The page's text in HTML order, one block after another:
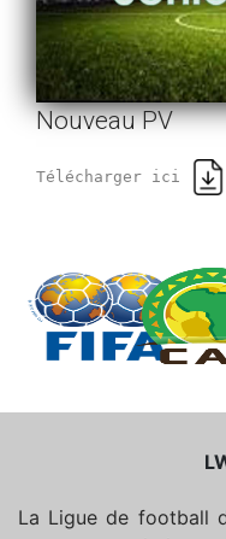
Nouveau PV
Télécharger ici
La Ligue de football